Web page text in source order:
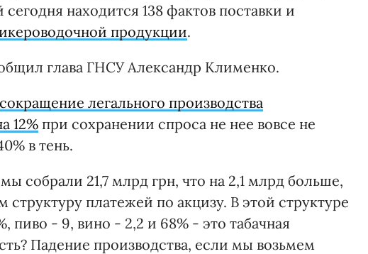
находится 138 фактов поставки и
продукции.
глава ГНСУ Александр Клименко.
сокращение легального производства
12% при сохранении спроса не нее вовсе не
в тень.
собрали 21,7 млрд грн, что на 2,1 млрд больше,
структуру платежей по акцизу. В этой структуре
пиво - 9, вино - 2,2 и 68% - это табачная
Падение производства, если мы возьмем